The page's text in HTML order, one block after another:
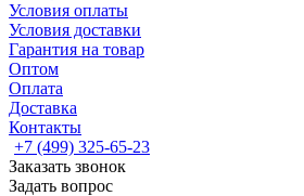
Условия оплаты
Условия доставки
Гарантия на товар
Оптом
Оплата
Доставка
Контакты
+7 (499) 325-65-23
Заказать звонок
Задать вопрос